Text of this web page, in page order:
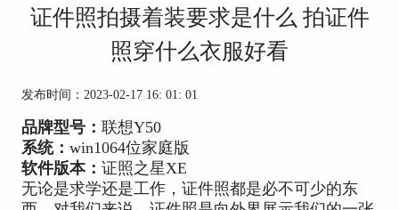
证件照拍摄着装要求是什么 拍证件
照穿什么衣服好看
发布时间：2023-02-17 16: 01: 01
品牌型号： 联想Y50
系统： win1064位家庭版
软件版本： 证照之星XE
无论是求学还是工作，证件照都是必不可少的东